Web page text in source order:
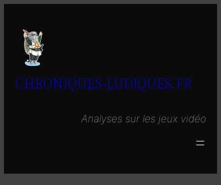
contenu
CHRONIQUES-LUDIQUES.FR
Analyses sur les jeux vidéo